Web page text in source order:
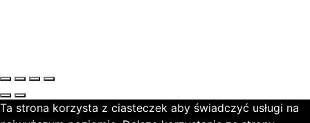
Ta strona korzysta z ciasteczek aby świadczyć usługi na